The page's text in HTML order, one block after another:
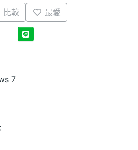
比較 最愛
7